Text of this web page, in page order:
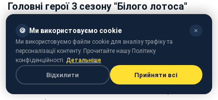
Головні герої 3 сезону "Білого лотоса"
Шанувальники знову можуть побачити зірковий
склад, який умовно можна поділити на чотири групи.
Родина Ретліфів - "блакитна кров" Північної Кароліни,
яка складається з:
🍪 Ми використовуємо cookie ✕
Ми використовуємо файли cookie для аналізу трафіку та
персоналізації контенту. Прочитайте нашу Політику
конфіденційності. Детальніше
Відхилити Прийняти всі